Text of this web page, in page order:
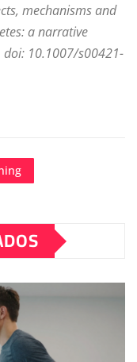
mechanisms and
a narrative
doi: 10.1007/s00421-